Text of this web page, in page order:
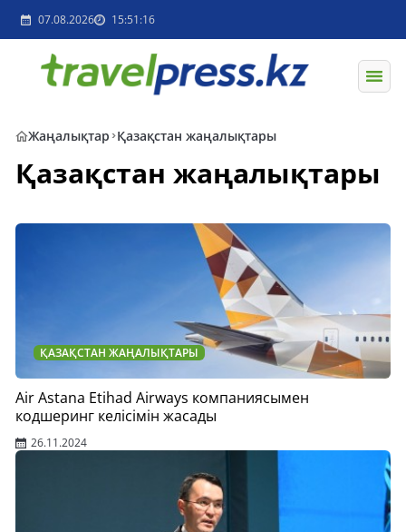
07.08.2026 15:51:16
Жаңалықтар Қазақстан жаңалықтары
Қазақстан жаңалықтары
ҚАЗАҚСТАН ЖАҢАЛЫҚТАРЫ
Air Astana Etihad Airways компаниясымен
кодшеринг келісімін жасады
26.11.2024